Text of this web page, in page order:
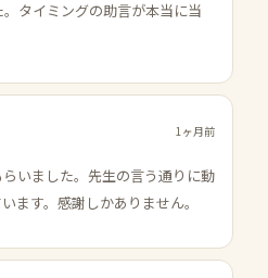
タイミングの助言が本当に当
1ヶ月前
いました。先生の言う通りに動
ます。感謝しかありません。